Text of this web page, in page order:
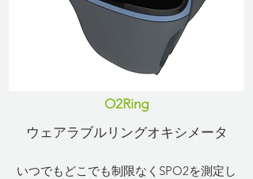
O2Ring
ウェアラブルリングオキシメータ
いつでもどこでも制限なくSPO2を測定し